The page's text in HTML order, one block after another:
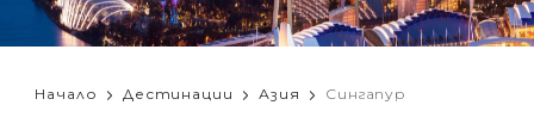
Начало Дестинации Азия Сингапур